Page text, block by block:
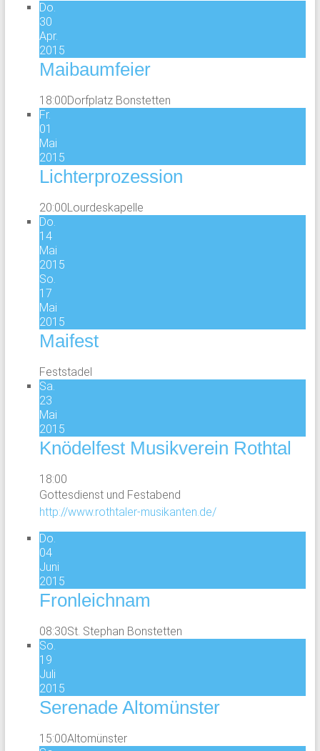
Do.
30
Apr.
2015
Maibaumfeier
18:00Dorfplatz Bonstetten
Fr.
01
Mai
2015
Lichterprozession
20:00Lourdeskapelle
Do.
14
Mai
2015
So.
17
Mai
2015
Maifest
Feststadel
Sa.
23
Mai
2015
Knödelfest Musikverein Rothtal
18:00
Gottesdienst und Festabend
http://www.rothtaler-musikanten.de/
Do.
04
Juni
2015
Fronleichnam
08:30St. Stephan Bonstetten
So.
19
Juli
2015
Serenade Altomünster
15:00Altomünster